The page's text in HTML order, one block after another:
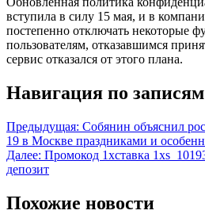
вступила в силу 15 мая, и в
постепенно отключать некоторые
пользователям, отказавшимся
сервис отказался от этого плана.
Навигация по записям
Предыдущая: Собянин объяснил
19 в Москве праздниками и
Далее: Промокод 1хставка
депозит
Похожие новости